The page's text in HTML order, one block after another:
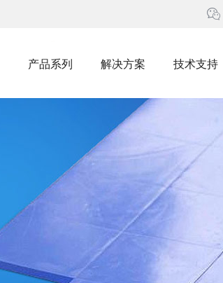

产品系列 解决方案 技术支持